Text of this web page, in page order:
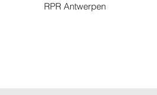
RPR Antwerpen